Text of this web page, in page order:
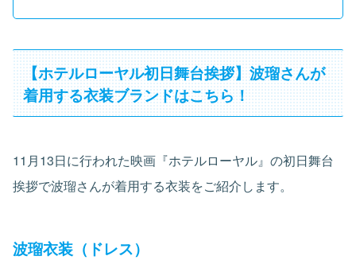
【ホテルローヤル初日舞台挨拶】波瑠さんが
着用する衣装ブランドはこちら！
11月13日に行われた映画『ホテルローヤル』の初日舞台
挨拶で波瑠さんが着用する衣装をご紹介します。
波瑠衣装（ドレス）